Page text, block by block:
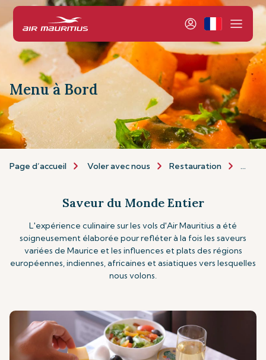
Menu à Bord
Page d’accueil Voler avec nous Restauration Menu
Saveur du Monde Entier
L'expérience culinaire sur les vols d'Air Mauritius a été
soigneusement élaborée pour refléter à la fois les saveurs
variées de Maurice et les influences et plats des régions
européennes, indiennes, africaines et asiatiques vers lesquelles
nous volons.